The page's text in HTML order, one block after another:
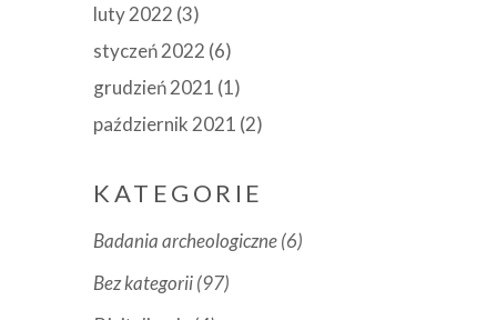
luty 2022 (3)
styczeń 2022 (6)
grudzień 2021 (1)
październik 2021 (2)
KATEGORIE
Badania archeologiczne(6)
Bez kategorii(97)